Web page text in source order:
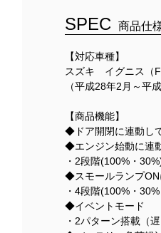
SPEC 商品仕
【対応車種】
スズキ イグニス（
（平成28年2月～平
【商品機能】
◆ドア開閉に連動し
◆エンジン始動に連
・2段階(100%・
◆スモールランプON
・4段階(100%・
◆イベントモード
・2パターン搭載（